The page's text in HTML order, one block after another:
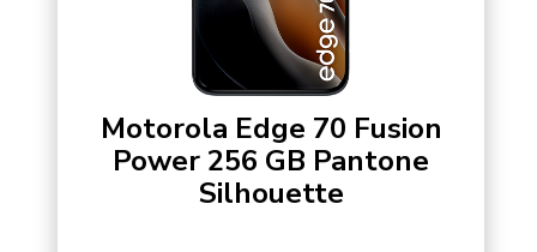
Motorola Edge 70 Fusion
Power 256 GB Pantone
Silhouette